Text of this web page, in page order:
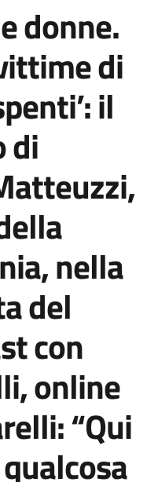
donne.
di
il
di
nella
del
con
online
“Qui